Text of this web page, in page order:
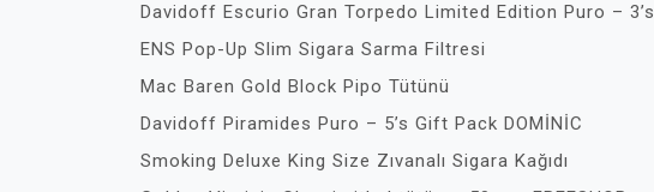
Davidoff Escurio Gran Torpedo Limited Edition Puro – 3’s
ENS Pop-Up Slim Sigara Sarma Filtresi
Mac Baren Gold Block Pipo Tütünü
Davidoff Piramides Puro – 5’s Gift Pack DOMİNİC
Smoking Deluxe King Size Zıvanalı Sigara Kağıdı